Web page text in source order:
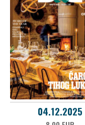
04.12.2025